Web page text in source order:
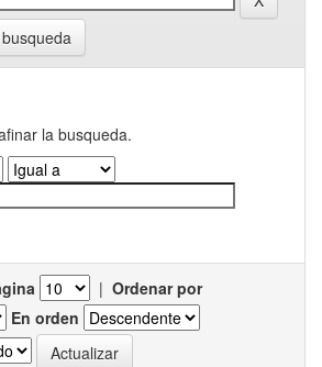
la busqueda.
| Ordenar por
En orden